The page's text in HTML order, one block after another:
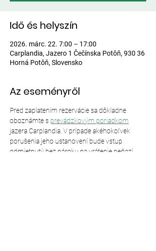
Idő és helyszín
2026. márc. 22. 7:00 – 17:00
Carplandia, Jazero 1 Čečínska Potôň, 930 36
Horná Potôň, Slovensko
Az eseményről
Pred zaplatením rezervácie sa dôkladne
oboznámte s prevádzkovým poriadkom
jazera Carplandia. V prípade akéhokoľvek
porušenia jeho ustanovení bude vstup
odmietnutý bez nároku na vrátenie peňazí.